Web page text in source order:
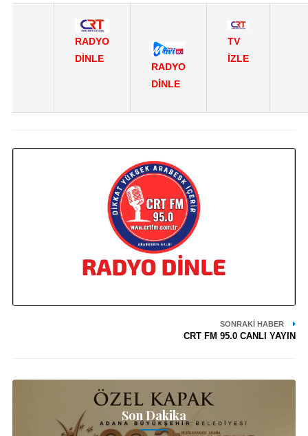
RADYO
DİNLE
RADYO
DİNLE
TV
İZLE
SONRAKI HABER
CRT FM 95.0 CANLI YAYIN
Son Dakika